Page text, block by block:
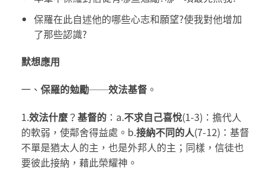
保羅在此自述他的哪些心志和願望?使我對他增加
了那些認識?
默想應用
一、 保羅的勉勵──效法基督 。
1.效法什麼？基督的 ：a.不求自己喜悅(1-3)：擔代人
的軟弱，使鄰舍得益處。b.接納不同的人(7-12)：基督
不單是猶太人的主，也是外邦人的主；同樣，信徒也
要彼此接納，藉此榮耀神。